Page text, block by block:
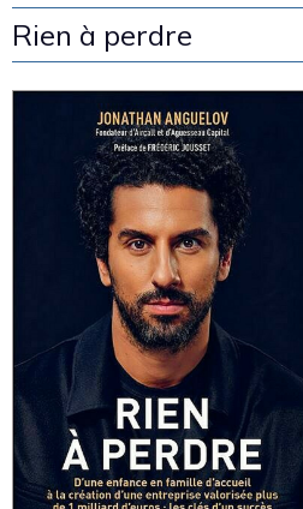
Rien à perdre